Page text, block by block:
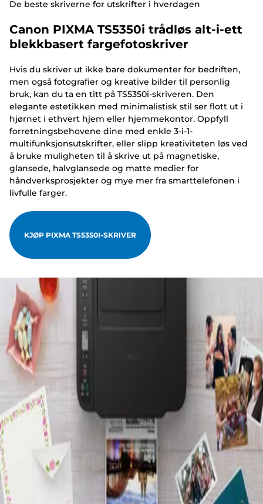
De beste skriverne for utskrifter i hverdagen
Canon PIXMA TS5350i trådløs alt-i-ett
blekkbasert fargefotoskriver
Hvis du skriver ut ikke bare dokumenter for bedriften,
men også fotografier og kreative bilder til personlig
bruk, kan du ta en titt på TS5350i-skriveren. Den
elegante estetikken med minimalistisk stil ser flott ut i
hjørnet i ethvert hjem eller hjemmekontor. Oppfyll
forretningsbehovene dine med enkle 3-i-1-
multifunksjonsutskrifter, eller slipp kreativiteten løs ved
å bruke muligheten til å skrive ut på magnetiske,
glansede, halvglansede og matte medier for
håndverksprosjekter og mye mer fra smarttelefonen i
livfulle farger.
KJØP PIXMA TS5350I-SKRIVER